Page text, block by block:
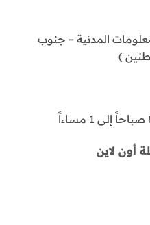
المدنية – جنوب
)
أون لاين